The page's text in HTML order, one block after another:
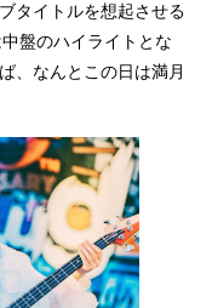
タイトルを想起させる
盤のハイライトとな
、なんとこの日は満月